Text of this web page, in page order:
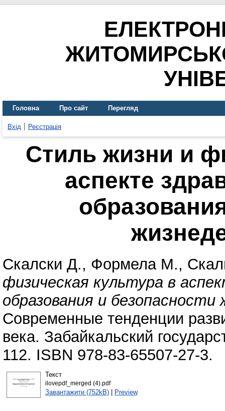
Головна Про сайт Перегляд
Вхід Реєстрація
Cтиль жизни и
аспекте
Скалски Д., Формела М.,
физическая культура в
образования и
Современные тенденции
века. Забайкальский
112. ISBN 978-83-65507-27-3.
Текст
ilovepdf_merged (4).pdf
Завантажити (752kB)| Preview